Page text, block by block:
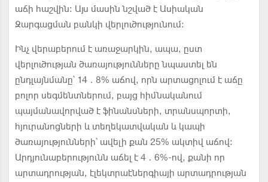
աճի հաշվին։ Այս մասին նշված է Ասիական
Զարգացման բանկի վերլուծությունում։
Ինչ վերաբերում է առաջարկին, ապա, ըստ
վերլուծության ծառայությունները նպաստել են
ընդլայնմանը՝ 14․8% աճով, որն արտացոլում է աճը
բոլոր սեգմենտներում, բայց հիմնականում
պայմանավորված է ֆինանսների, տրանսպորտի,
հյուրանոցների և տեղեկատվական և կապի
ծառայությունների՝ ավելի քան 25% ակտիվ աճով:
Արդյունաբերությունն աճել է 4․6%-ով, քանի որ
արտադրության, էլեկտրաէներգիայի արտադրության